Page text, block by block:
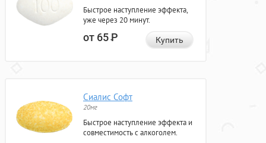
Быстрое наступление эффекта,
уже через 20 минут.
от 65Р Купить
Сиалис Софт
20мг
Быстрое наступление эффекта и
совместимость с алкоголем.